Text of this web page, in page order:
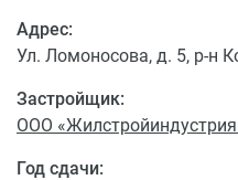
Застройщик:
ООО
Адрес:
Ул. Ломоносова, д. 5, р-н
Год сдачи: